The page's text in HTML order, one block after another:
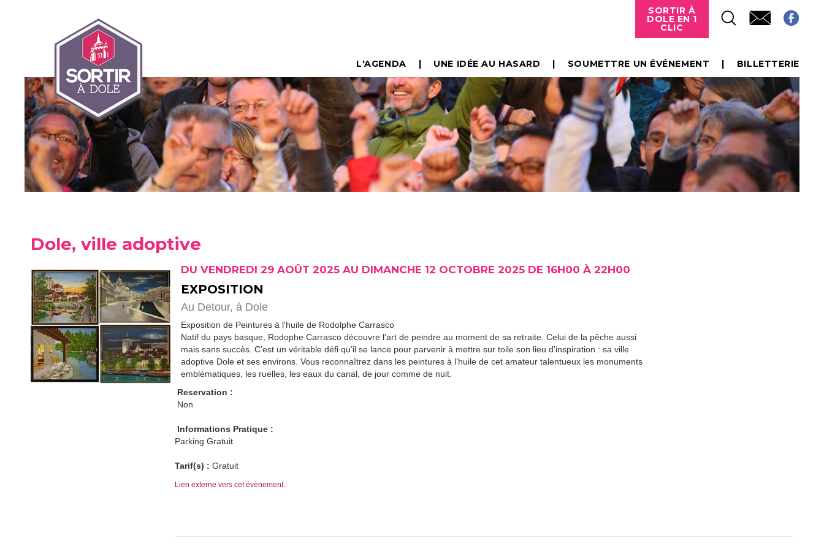
SORTIR À
DOLE EN 1
CLIC
L'AGENDA UNE IDÉE AU HASARD SOUMETTRE UN ÉVÉNEMENT BILLETTERIE
Dole, ville adoptive
DU VENDREDI 29 AOÛT 2025 AU DIMANCHE 12 OCTOBRE 2025 DE 16H00 À 22H00
EXPOSITION
Au Detour, à Dole
Exposition de Peintures à l'huile de Rodolphe Carrasco
Natif du pays basque, Rodophe Carrasco découvre l'art de peindre au moment de sa retraite. Celui de la pêche aussi
mais sans succès. C’est un véritable défi qu’il se lance pour parvenir à mettre sur toile son lieu d'inspiration : sa ville
adoptive Dole et ses environs. Vous reconnaîtrez dans les peintures à l’huile de cet amateur talentueux les monuments
emblématiques, les ruelles, les eaux du canal, de jour comme de nuit.
Reservation :
Non
Informations Pratique :
Parking Gratuit
Tarif(s) : Gratuit
Lien externe vers cet évènement.